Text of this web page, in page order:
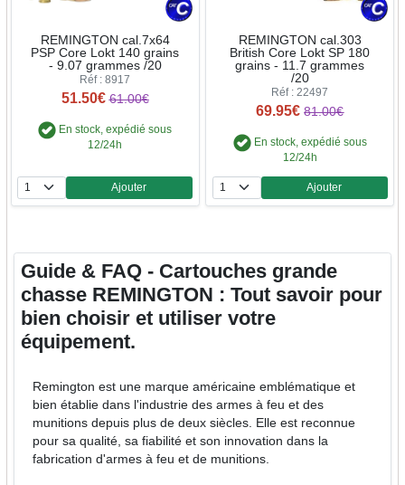
REMINGTON cal.7x64
PSP Core Lokt 140 grains
- 9.07 grammes /20
Réf : 8917
51.50€ 61.00€
En stock, expédié sous
12/24h
Quantité
Ajouter
REMINGTON cal.303
British Core Lokt SP 180
grains - 11.7 grammes
/20
Réf : 22497
69.95€ 81.00€
En stock, expédié sous
12/24h
Quantité
Ajouter
Guide & FAQ - Cartouches grande
chasse REMINGTON : Tout savoir pour
bien choisir et utiliser votre
équipement.
Remington est une marque américaine emblématique et
bien établie dans l'industrie des armes à feu et des
munitions depuis plus de deux siècles. Elle est reconnue
pour sa qualité, sa fiabilité et son innovation dans la
fabrication d'armes à feu et de munitions.